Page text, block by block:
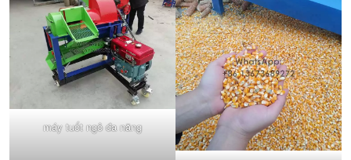
máy tuốt ngô đa năng